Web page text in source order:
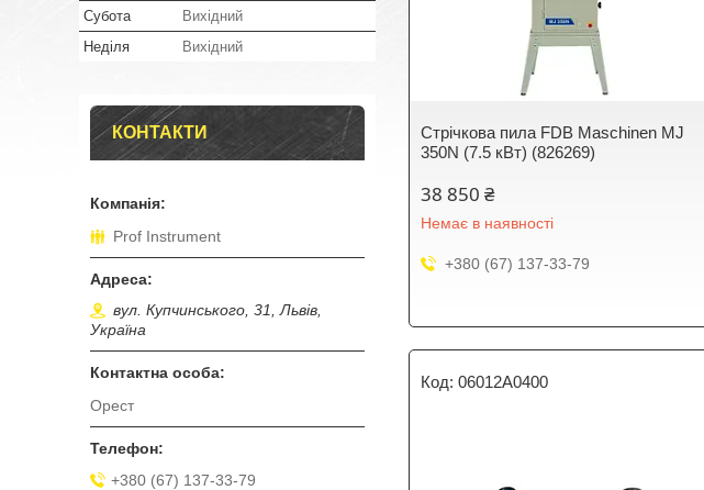
Стрічкова пила FDB Maschinen MJ
350N (7.5 кВт) (826269)
38 850 ₴
Немає в наявності
+380 (67) 137-33-79
06012A0400
Субота
Вихідний
Неділя
Вихідний
КОНТАКТИ
Prof Instrument
вул. Купчинського, 31, Львів,
Україна
Орест
+380 (67) 137-33-79